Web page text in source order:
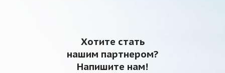
Хотите стать
нашим партнером?
Напишите нам!